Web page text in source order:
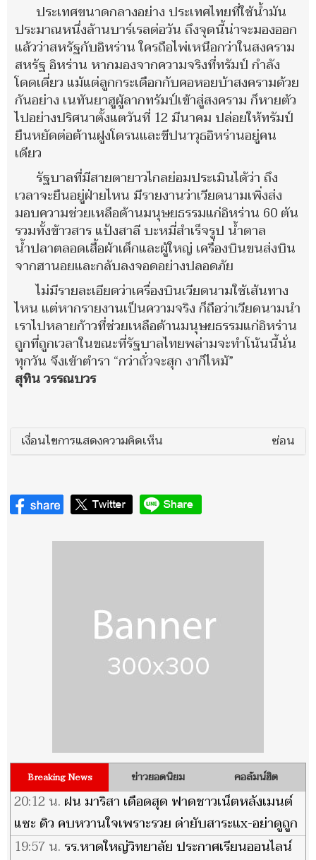
ประเทศขนาดกลางอย่าง ประเทศไทยที่ใช้น้ำมัน
ประมาณหนึ่งล้านบาร์เรลต่อวัน ถึงจุดนี้น่าจะมองออก
แล้วว่าสหรัฐกับอิหร่าน ใครถือไพ่เหนือกว่าในสงคราม
สหรัฐ อิหร่าน หากมองจากความจริงที่ทรัมป์ กำลัง
โดดเดี่ยว แม้แต่ลูกกระเดือกกับคอหอยบ้าสงครามด้วย
กันอย่าง เนทันยาฮูผู้ลากทรัมป์เข้าสู่สงคราม ก็หายตัว
ไปอย่างปริศนาตั้งแตวันที่ 12 มีนาคม ปล่อยให้ทรัมป์
ยืนหยัดต่อต้านฝูงโดรนและขีปนาวุธอิหร่านอยู่คน
เดียว
รัฐบาลที่มีสายตายาวไกลย่อมประเมินได้ว่า ถึง
เวลาจะยืนอยู่ฝ่ายไหน มีรายงานว่าเวียดนามเพิ่งส่ง
มอบความช่วยเหลือด้านมนุษยธรรมแก่อิหร่าน 60 ตัน
รวมทั้งข้าวสาร แป้งสาลี บะหมี่สำเร็จรูป น้ำตาล
น้ำปลาตลอดเสื้อผ้าเด็กและผู้ใหญ่ เครื่องบินขนส่งบิน
จากฮานอยและกลับลงจอดอย่างปลอดภัย
ไม่มีรายละเอียดว่าเครื่องบินเวียดนามใช้เส้นทาง
ไหน แต่หากรายงานเป็นความจริง ก็ถือว่าเวียดนามนำ
เราไปหลายก้าวที่ช่วยเหลือด้านมนุษยธรรมแก่อิหร่าน
ถูกที่ถูกเวลาในขณะที่รัฐบาลไทยพล่ามจะทำโน้นนี้นั่น
ทุกวัน จึงเข้าตำรา “กว่าถั่วจะสุก งาก็ไหม้”
สุทิน วรรณบวร
เงื่อนไขการแสดงความคิดเห็น ซ่อน
Breaking News ข่าวยอดนิยม คอลัมน์ฮิต
20:12 น. ฝน มาริสา เดือดสุด ฟาดชาวเน็ตหลังเมนต์
แซะ ดิว คบหวานใจเพราะรวย ด่ายับสาระแx-อย่าดูถูก
คนอื่น
19:57 น. รร.หาดใหญ่วิทยาลัย ประกาศเรียนออนไลน์